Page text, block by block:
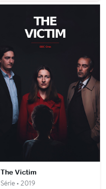
The Victim
Série • 2019